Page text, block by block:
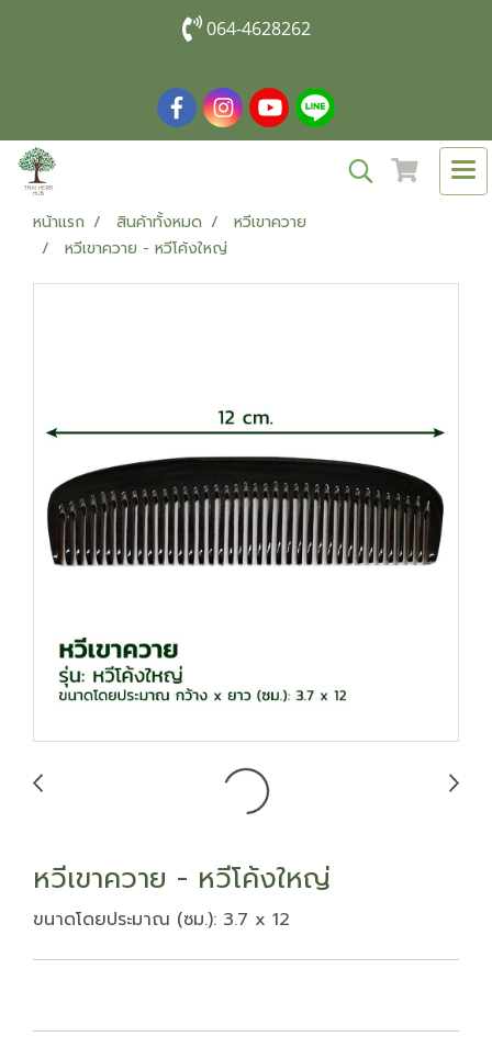
064-4628262
หน้าแรก สินค้าทั้งหมด
หวีเขาควาย
หวีเขาควาย - หวีโค้งใหญ่
หวีเขาควาย - หวีโค้งใหญ่
ขนาดโดยประมาณ (ซม.): 3.7 x 12